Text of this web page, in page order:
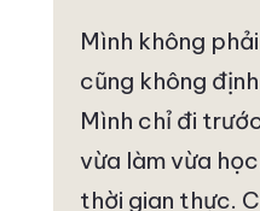
Mình không
cũng không
Mình chỉ đi
vừa làm vừa
thời gian thực.